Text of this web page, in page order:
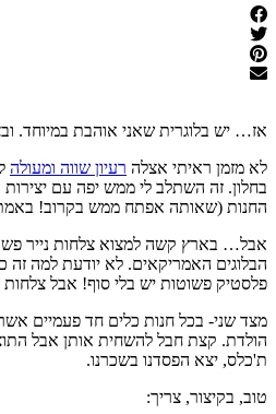
אז… יש בלוגרית שאני אוהבת במיוחד.
לא מזמן ראיתי אצלה רעיון שווה ומעולה
בחלון. זה השתלב לי ממש יפה עם
החנות (שאותה אפתח ממש בקרוב!
אבל… בארץ קשה למצוא צלחות נייר
הבלוגים האמריקאים. לא יודעת למה זה
פלסטיק פשוטות יש בלי סוף! אבל צלחות
מצד שני- בכל חנות כלים חד פעמיים אשר
הולדת. קצת חבל להשחית אותן אבל
ת'כלס, יצא הפסדנו בשכרנו.
טוב, בקיצור, צריך: